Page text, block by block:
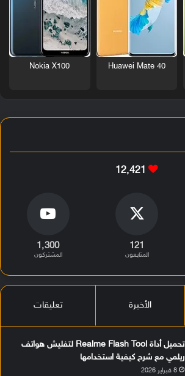
Huawei Mate 40
Nokia X100
12٬421
121
المتابعون
1٬300
المشتركون
الأخيرة تعليقات
تحميل أداة Realme Flash Tool لتفليش هواتف
ريلمي مع شرح كيفية استخدامها
8 فبراير 2026